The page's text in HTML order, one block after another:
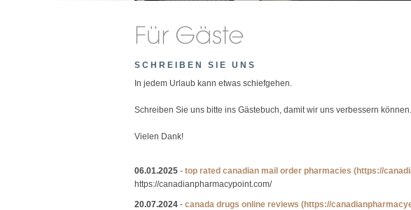
SCHREIBEN SIE UNS
In jedem Urlaub kann etwas schiefgehen.
Schreiben Sie uns bitte ins Gästebuch, damit wir uns verbessern können.
Vielen Dank!
06.01.2025 - top rated canadian mail order pharmacies (https://
https://canadianpharmacypoint.com/
20.07.2024 - canada drugs online reviews (https://